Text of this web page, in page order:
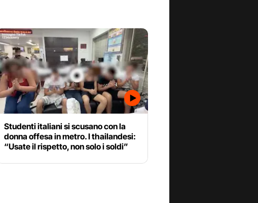
Studenti italiani si scusano con la
donna offesa in metro. I thailandesi:
“Usate il rispetto, non solo i soldi”